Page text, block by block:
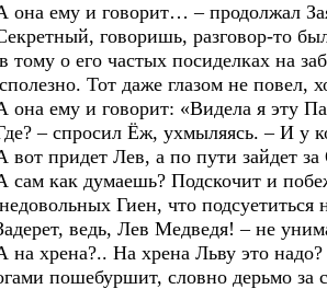
ему и говорит… – продолжал
говоришь, разговор-то
тому о его частых посиделках на
Тот даже глазом не повел,
ему и говорит: «Видела я эту
спросил Ёж, ухмыляясь. – И у
Лев, а по пути зайдет за
думаешь? Подскочит и
Гиен, что
ведь, Лев Медведя! – не
На хрена Льву это надо?
пошебуршит, словно дерьмо за